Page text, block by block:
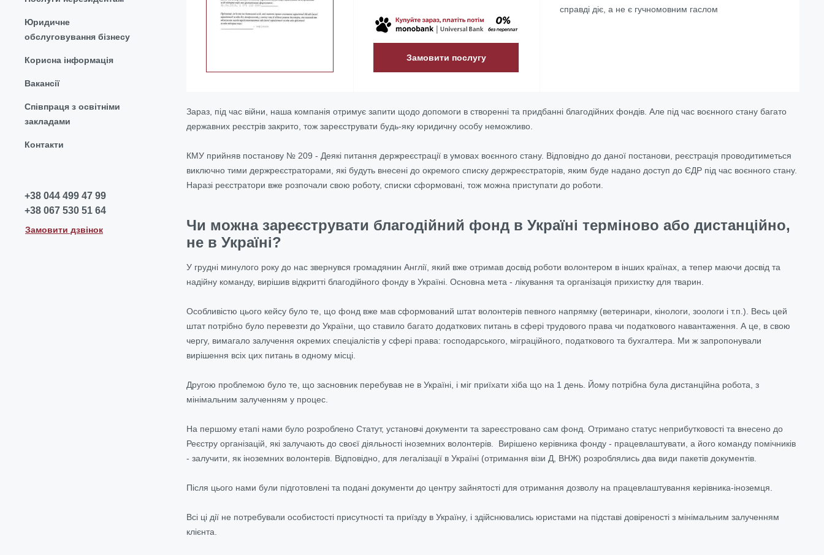
Юридичне
обслуговування бізнесу
Корисна інформація
Вакансії
Співпраця з освітніми
закладами
Контакти
+38 044 499 47 99
+38 067 530 51 64
Замовити дзвінок
Замовити послугу
справді діє, а не є гучномовним гаслом
Зараз, під час війни, наша компанія отримує запити щодо допомоги в створенні та придбанні благодійних фондів. Але під час воєнного стану багато
державних реєстрів закрито, тож зареєструвати будь-яку юридичну особу неможливо.
КМУ прийняв постанову № 209 - Деякі питання держреєстрації в умовах воєнного стану. Відповідно до даної постанови, реєстрація проводитиметься
виключно тими держреєстраторами, які будуть внесені до окремого списку держреєстраторів, яким буде надано доступ до ЄДР під час воєнного стану.
Наразі реєстратори вже розпочали свою роботу, списки сформовані, тож можна приступати до роботи.
Чи можна зареєструвати благодійний фонд в Україні терміново або дистанційно,
не в Україні?
У грудні минулого року до нас звернувся громадянин Англії, який вже отримав досвід роботи волонтером в інших країнах, а тепер маючи досвід та
надійну команду, вирішив відкритті благодійного фонду в Україні. Основна мета - лікування та організація прихистку для тварин.
Особливістю цього кейсу було те, що фонд вже мав сформований штат волонтерів певного напрямку (ветеринари, кінологи, зоологи і т.п.). Весь цей
штат потрібно було перевезти до України, що ставило багато додаткових питань в сфері трудового права чи податкового навантаження. А це, в свою
чергу, вимагало залучення окремих спеціалістів у сфері права: господарського, міграційного, податкового та бухгалтера. Ми ж запропонували
вирішення всіх цих питань в одному місці.
Другою проблемою було те, що засновник перебував не в Україні, і міг приїхати хіба що на 1 день. Йому потрібна була дистанційна робота, з
мінімальним залученням у процес.
На першому етапі нами було розроблено Статут, установчі документи та зареєстровано сам фонд. Отримано статус неприбутковості та внесено до
Реєстру організацій, які залучають до своєї діяльності іноземних волонтерів. Вирішено керівника фонду - працевлаштувати, а його команду помічників
- залучити, як іноземних волонтерів. Відповідно, для легалізації в Україні (отримання візи Д, ВНЖ) розроблялись два види пакетів документів.
Після цього нами були підготовлені та подані документи до центру зайнятості для отримання дозволу на працевлаштування керівника-іноземця.
Всі ці дії не потребували особистості присутності та приїзду в Україну, і здійснювались юристами на підставі довіреності з мінімальним залученням
клієнта.